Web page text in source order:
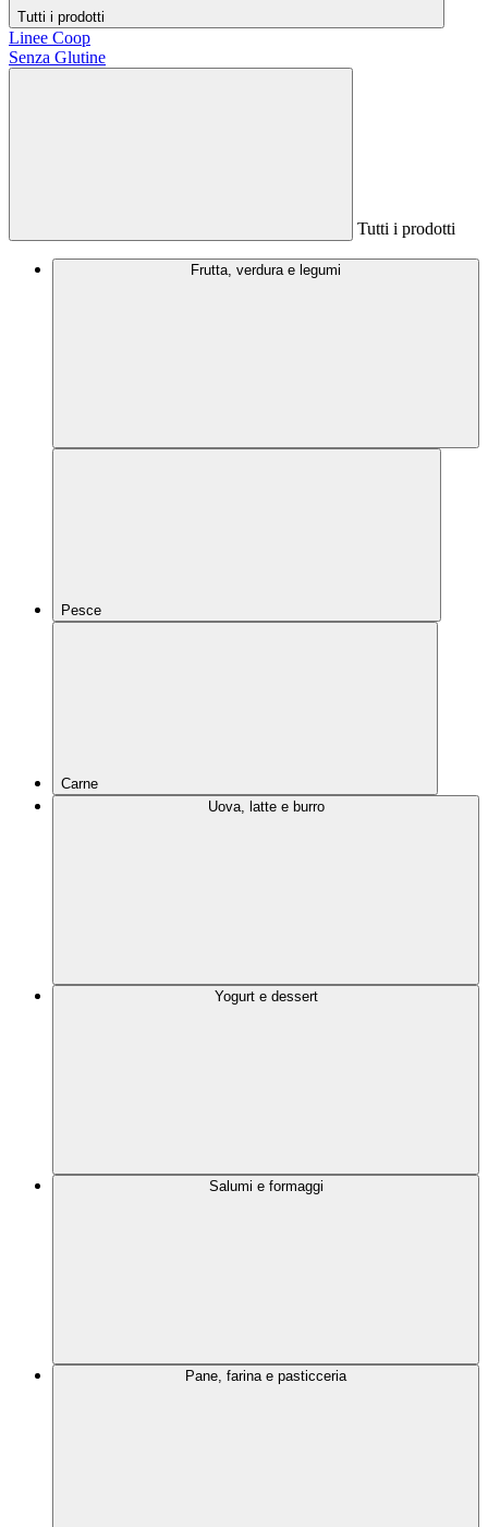
Tutti i prodotti
Linee Coop
Senza Glutine
Tutti i prodotti
Frutta, verdura e legumi
Pesce
Carne
Uova, latte e burro
Yogurt e dessert
Salumi e formaggi
Pane, farina e pasticceria